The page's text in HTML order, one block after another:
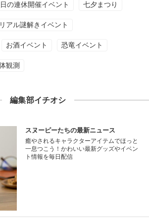
の連休開催イベント 七夕まつり
リアル謎解きイベント
お酒イベント 恐竜イベント
観測
編集部イチオシ
スヌーピーたちの最新ニュース
癒やされるキャラクターアイテムでほっと
一息つこう！かわいい最新グッズやイベン
ト情報を毎日配信